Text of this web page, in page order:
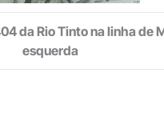
da Rio Tinto na linha de
esquerda